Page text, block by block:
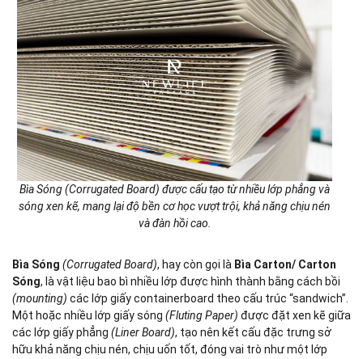
Bìa Sóng (Corrugated Board) được cấu tạo từ nhiều lớp phẳng và
sóng xen kẽ, mang lại độ bền cơ học vượt trội, khả năng chịu nén
và đàn hồi cao.
Bìa Sóng (Corrugated Board), hay còn gọi là Bìa Carton/ Carton
Sóng, là vật liệu bao bì nhiều lớp được hình thành bằng cách bồi
(mounting) các lớp giấy containerboard theo cấu trúc “sandwich”.
Một hoặc nhiều lớp giấy sóng (Fluting Paper) được đặt xen kẽ giữa
các lớp giấy phẳng (Liner Board), tạo nên kết cấu đặc trưng sở
hữu khả năng chịu nén, chịu uốn tốt, đóng vai trò như một lớp